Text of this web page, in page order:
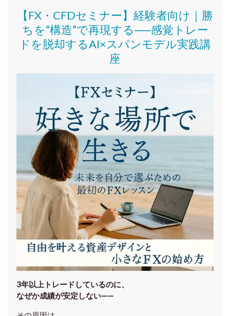
【FX・CFDセミナー】 経験者向け｜ 勝
ちを“構造”で再現する──感覚トレー
ドを脱却するAI×スパンモデル実践講
座
3年以上トレードしているのに、
なぜか成績が安定しない——